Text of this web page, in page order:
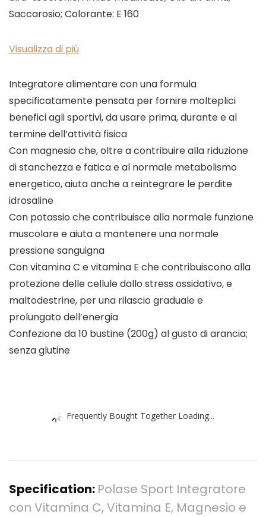
Saccarosio; Colorante: E 160
Visualizza di più
Integratore alimentare con una formula
specificatamente pensata per fornire molteplici
benefici agli sportivi, da usare prima, durante e al
termine dell’attività fisica
Con magnesio che, oltre a contribuire alla riduzione
di stanchezza e fatica e al normale metabolismo
energetico, aiuta anche a reintegrare le perdite
idrosaline
Con potassio che contribuisce alla normale funzione
muscolare e aiuta a mantenere una normale
pressione sanguigna
Con vitamina C e vitamina E che contribuiscono alla
protezione delle cellule dallo stress ossidativo, e
maltodestrine, per una rilascio graduale e
prolungato dell’energia
Confezione da 10 bustine (200g) al gusto di arancia;
senza glutine
Frequently Bought Together Loading...
Specification: Polase Sport Integratore
con Vitamina C, Vitamina E, Magnesio e